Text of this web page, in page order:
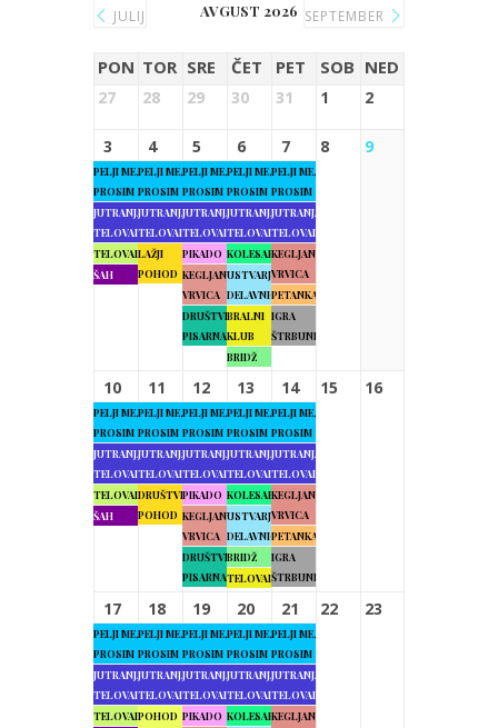
JULIJ AVGUST 2026 SEPTEMBER
PON TOR SRE ČET PET SOB NED
27 28 29 30 31 1 2
3
PELJI ME,
PROSIM
JUTRANJA
TELOVADBA
TELOVADBA
ŠAH
4
PELJI ME,
PROSIM
JUTRANJA
TELOVADBA
LAŽJI
POHOD
5
PELJI ME,
PROSIM
JUTRANJA
TELOVADBA
PIKADO
KEGLJANJE
VRVICA
DRUŠTVENA
PISARNA
6
PELJI ME,
PROSIM
JUTRANJA
TELOVADBA
KOLESARJENJE
USTVARJALNE
DELAVNICE
BRALNI
KLUB
BRIDŽ
7
PELJI ME,
PROSIM
JUTRANJA
TELOVADBA
KEGLJANJE
VRVICA
PETANKA
IGRA
ŠTRBUNK
8 9
10
PELJI ME,
PROSIM
JUTRANJA
TELOVADBA
TELOVADBA
ŠAH
11
PELJI ME,
PROSIM
JUTRANJA
TELOVADBA
DRUŠTVENI
POHOD
12
PELJI ME,
PROSIM
JUTRANJA
TELOVADBA
PIKADO
KEGLJANJE
VRVICA
DRUŠTVENA
PISARNA
13
PELJI ME,
PROSIM
JUTRANJA
TELOVADBA
KOLESARJENJE
USTVARJALNE
DELAVNICE
BRIDŽ
TELOVADBA
14
PELJI ME,
PROSIM
JUTRANJA
TELOVADBA
KEGLJANJE
VRVICA
PETANKA
IGRA
ŠTRBUNK
15 16
17
PELJI ME,
PROSIM
JUTRANJA
TELOVADBA
TELOVADBA
18
PELJI ME,
PROSIM
JUTRANJA
TELOVADBA
POHOD
19
PELJI ME,
PROSIM
JUTRANJA
TELOVADBA
PIKADO
20
PELJI ME,
PROSIM
JUTRANJA
TELOVADBA
KOLESARJENJE
21
PELJI ME,
PROSIM
JUTRANJA
TELOVADBA
KEGLJANJE
22 23